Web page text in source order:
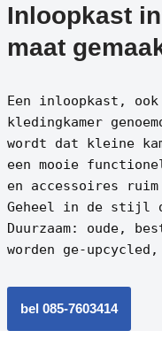
Inloopkast
maat
Een inloopkast,
kledingkamer
wordt dat kleine
een mooie
en accessoires
Geheel in de stijl
Duurzaam: oude,
worden ge-
bel 085-7603414